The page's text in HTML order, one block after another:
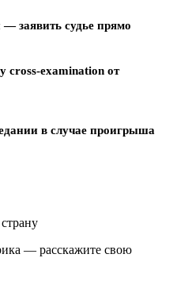
заявить судье прямо
cross-examination от
в случае проигрыша
— расскажите свою